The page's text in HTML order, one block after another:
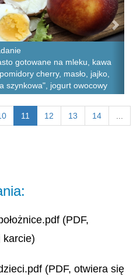
gotowane na mleku, kawa
cherry, masło, jajko,
szynkowa", jogurt owocowy
11 12 13 14
(PDF,
karcie)
(PDF, otwiera się